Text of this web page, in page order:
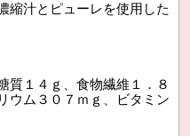
縮汁とピューレを使用した
質１４ｇ、食物繊維１．８
ウム３０７ｍｇ、ビタミン